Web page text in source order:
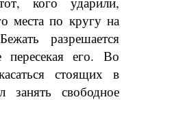
места по кругу на
разрешается
его. Во
стоящих в
свободное